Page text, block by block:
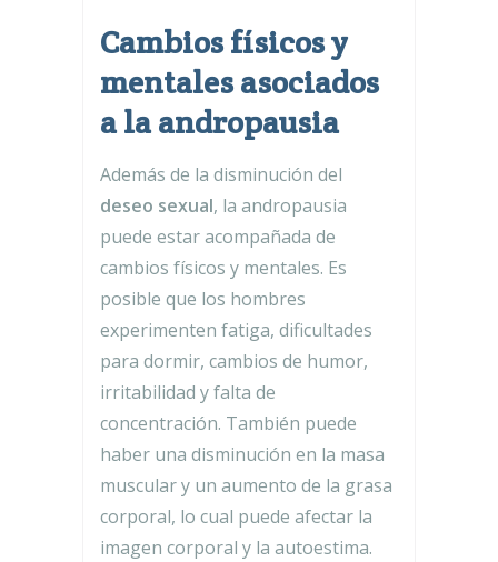
Cambios físicos y
mentales asociados
a la andropausia
Además de la disminución del
deseo sexual, la andropausia
puede estar acompañada de
cambios físicos y mentales. Es
posible que los hombres
experimenten fatiga, dificultades
para dormir, cambios de humor,
irritabilidad y falta de
concentración. También puede
haber una disminución en la masa
muscular y un aumento de la grasa
corporal, lo cual puede afectar la
imagen corporal y la autoestima.